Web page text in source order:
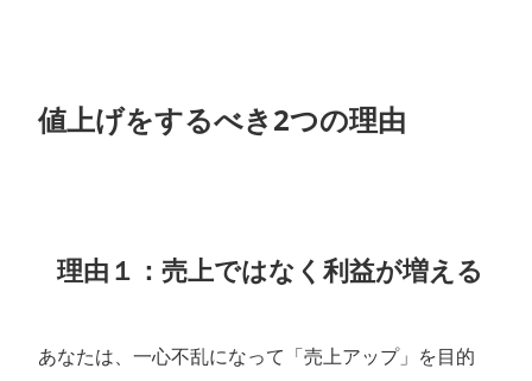
値上げをするべき2つの理由
理由１：売上ではなく利益が増える
あなたは、一心不乱になって「売上アップ」を目的